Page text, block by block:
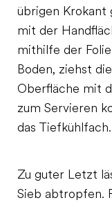
übrigen Krokant
mit der
mithilfe der
Boden, ziehst
Oberfläche mit
zum Servieren
das Tiefkühlfach.
Zu guter Letzt
Sieb abtropfen.